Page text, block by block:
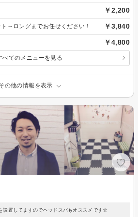
￥2,200
～ロングまでお任せください！ ￥3,840
￥4,800
べてのメニューを見る
の他の情報を表示
設置してますのでヘッドスパもオススメです☆